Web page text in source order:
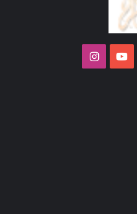
‫YouTubeانستقرام